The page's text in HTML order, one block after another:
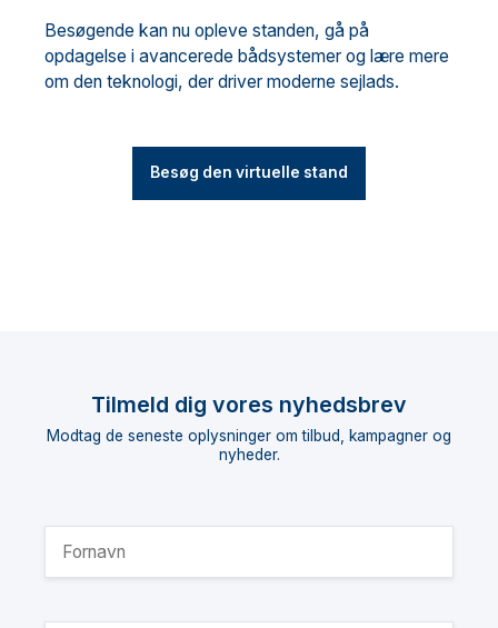
Besøgende kan nu opleve standen, gå på
opdagelse i avancerede bådsystemer og lære mere
om den teknologi, der driver moderne sejlads.
Besøg den virtuelle stand
Tilmeld dig vores nyhedsbrev
Modtag de seneste oplysninger om tilbud, kampagner og
nyheder.